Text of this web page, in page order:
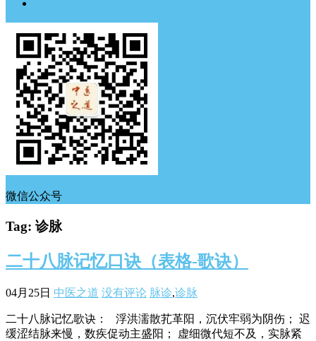
微信公众号
Tag: 诊脉
二十八脉记忆口诀（表格-歌诀）
04月25日 中医之道 没有评论 脉诊,诊脉
二十八脉记忆歌诀： 浮洪濡散芤革阳，沉伏牢弱为阴伤； 迟
缓涩结脉来慢，数疾促动主盛阳； 虚细微代短不及，实脉紧